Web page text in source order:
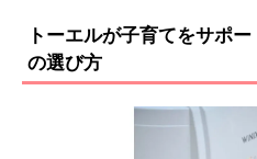
トーエルが子育てをサポ
の選び方